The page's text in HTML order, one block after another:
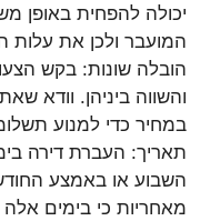
יכולה להפחית באופן
המועבר ולכן את עלות
הובלה שונות: בקש
והשווה ביניהן. וודא
במחיר כדי למנוע
תאריך: העברת דירה
השבוע או באמצע
מאחריות כי בימים אלה